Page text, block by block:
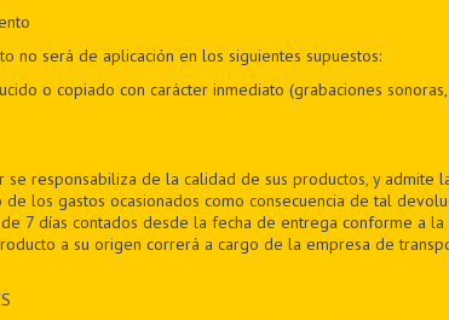
no será de aplicación en los siguientes supuestos:
o copiado con carácter inmediato (grabaciones
responsabiliza de la calidad de sus productos, y admite
los gastos ocasionados como consecuencia de tal
7 días contados desde la fecha de entrega conforme a la
a su origen correrá a cargo de la empresa de